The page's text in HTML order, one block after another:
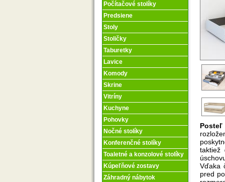
Počítačové stolíky
Predsiene
Stoly
Stoličky
Taburetky
Lavice
Komody
Skrine
Vitríny
Kuchyne
Pohovky
Nočné stolíky
Konferenčné stolíky
Toaletné a konzolové stolíky
Kúpeľňové zostavy
Záhradný nábytok
Posteľ
taktiež
Vďaka
pred